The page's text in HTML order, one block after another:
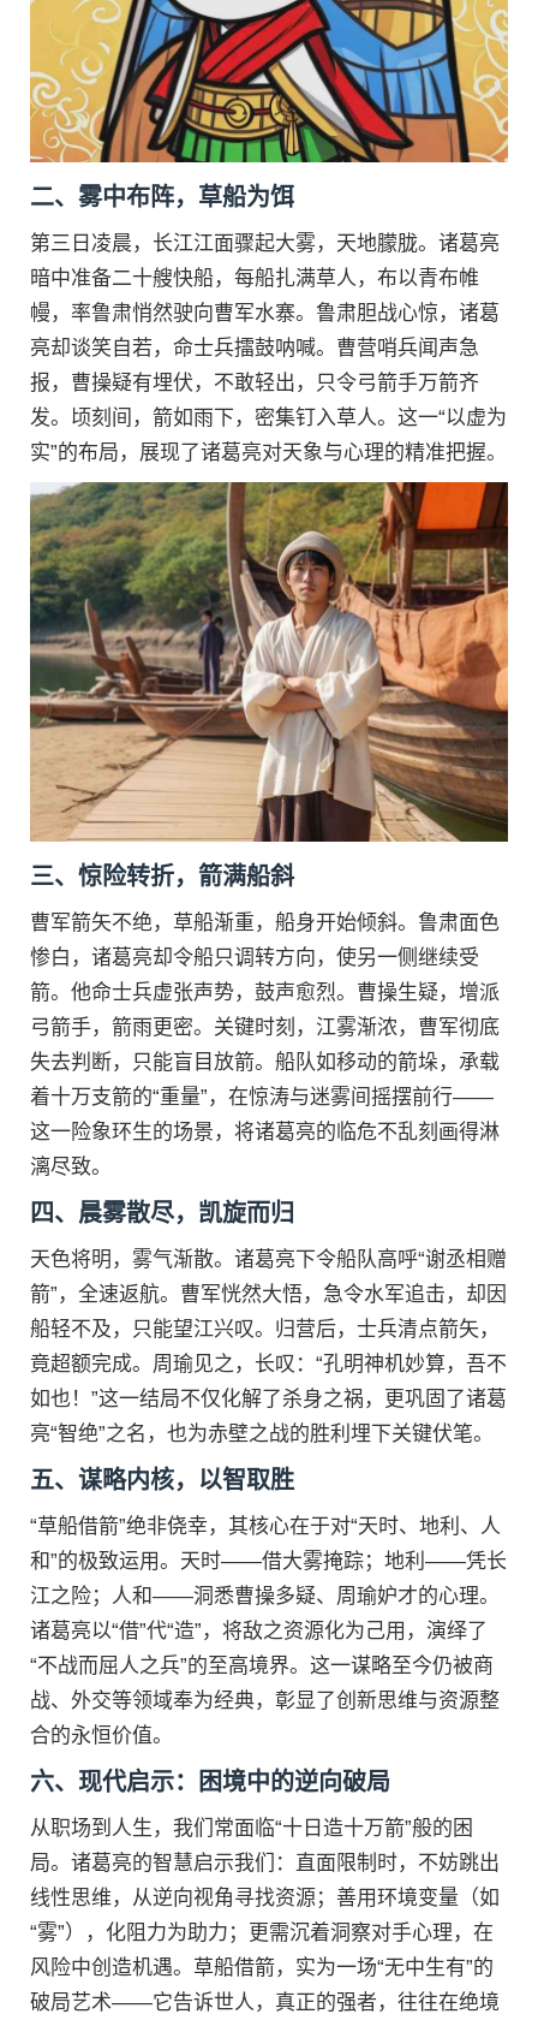
二、雾中布阵，草船为饵
第三日凌晨，长江江面骤起大雾，天地朦胧。诸葛亮
暗中准备二十艘快船，每船扎满草人，布以青布帷
幔，率鲁肃悄然驶向曹军水寨。鲁肃胆战心惊，诸葛
亮却谈笑自若，命士兵擂鼓呐喊。曹营哨兵闻声急
报，曹操疑有埋伏，不敢轻出，只令弓箭手万箭齐
发。顷刻间，箭如雨下，密集钉入草人。这一“以虚为
实”的布局，展现了诸葛亮对天象与心理的精准把握。
三、惊险转折，箭满船斜
曹军箭矢不绝，草船渐重，船身开始倾斜。鲁肃面色
惨白，诸葛亮却令船只调转方向，使另一侧继续受
箭。他命士兵虚张声势，鼓声愈烈。曹操生疑，增派
弓箭手，箭雨更密。关键时刻，江雾渐浓，曹军彻底
失去判断，只能盲目放箭。船队如移动的箭垛，承载
着十万支箭的“重量”，在惊涛与迷雾间摇摆前行——
这一险象环生的场景，将诸葛亮的临危不乱刻画得淋
漓尽致。
四、晨雾散尽，凯旋而归
天色将明，雾气渐散。诸葛亮下令船队高呼“谢丞相赠
箭”，全速返航。曹军恍然大悟，急令水军追击，却因
船轻不及，只能望江兴叹。归营后，士兵清点箭矢，
竟超额完成。周瑜见之，长叹：“孔明神机妙算，吾不
如也！”这一结局不仅化解了杀身之祸，更巩固了诸葛
亮“智绝”之名，也为赤壁之战的胜利埋下关键伏笔。
五、谋略内核，以智取胜
“草船借箭”绝非侥幸，其核心在于对“天时、地利、人
和”的极致运用。天时——借大雾掩踪；地利——凭长
江之险；人和——洞悉曹操多疑、周瑜妒才的心理。
诸葛亮以“借”代“造”，将敌之资源化为己用，演绎了
“不战而屈人之兵”的至高境界。这一谋略至今仍被商
战、外交等领域奉为经典，彰显了创新思维与资源整
合的永恒价值。
六、现代启示：困境中的逆向破局
从职场到人生，我们常面临“十日造十万箭”般的困
局。诸葛亮的智慧启示我们：直面限制时，不妨跳出
线性思维，从逆向视角寻找资源；善用环境变量（如
“雾”），化阻力为助力；更需沉着洞察对手心理，在
风险中创造机遇。草船借箭，实为一场“无中生有”的
破局艺术——它告诉世人，真正的强者，往往在绝境